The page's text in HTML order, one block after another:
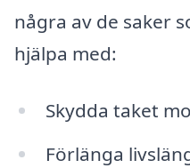
några av de saker
hjälpa med:
Skydda taket
Förlänga